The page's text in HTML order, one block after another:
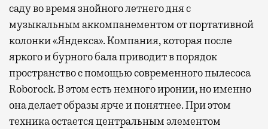
саду во время знойного летнего дня с
музыкальным аккомпанементом от портативной
колонки «Яндекса». Компания, которая после
яркого и бурного бала приводит в порядок
пространство с помощью современного пылесоса
Roborock. В этом есть немного иронии, но именно
она делает образы ярче и понятнее. При этом
техника остается центральным элементом